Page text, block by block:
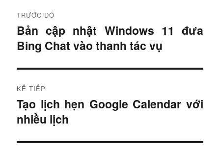
i
ề
u
h
ư
TRƯỚC ĐÓ
B
à
t
r
ư
ớ
c
:
Bản cập nhật Windows 11 đưa
Bing Chat vào thanh tác vụ
KẾ TIẾP
B
à
t
Tạo lịch hẹn Google Calendar với
nhiều lịch